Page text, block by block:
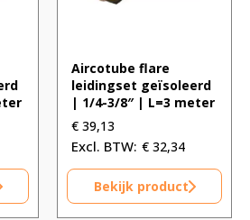
Aircotube flare
leidingset geïsoleerd
| 1/4-3/8″ | L=3 meter
€ 39,13
€ 32,34
Bekijk product